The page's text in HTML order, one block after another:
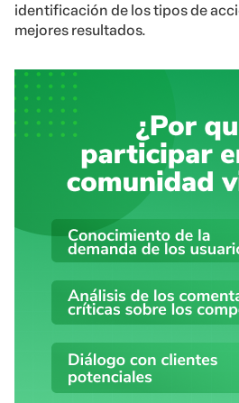
identificación de los tipos de
mejores resultados.